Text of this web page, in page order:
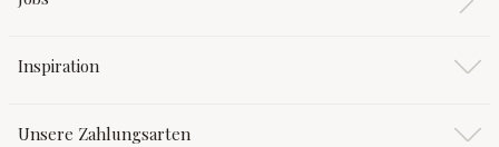
Inspiration
Unsere Zahlungsarten